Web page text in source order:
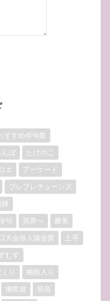
すすめ俳句集
んぼ
たけのこ
エ
アーケード
プレプレチューンズ
句 冥界へ
勝美
大会俳人協会賞
土手
むず
り
梅雨入り
獺祭賞 登高